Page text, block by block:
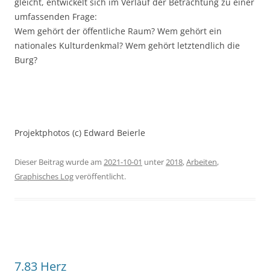
umfassenden Frage:
Wem gehört der öffentliche Raum? Wem gehört ein
nationales Kulturdenkmal? Wem gehört letztendlich die
Burg?
Projektphotos (c) Edward Beierle
Dieser Beitrag wurde am 2021-10-01 unter2018,Arbeiten,
Graphisches Logveröffentlicht.
7.83 Herz